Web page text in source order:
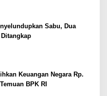
Sabu, Dua
Keuangan Negara Rp.
BPK RI